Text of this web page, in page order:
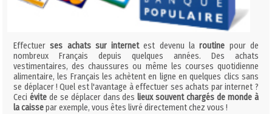
Effectuerses achats sur internetest devenu laroutine pour de
nombreux Français depuis quelques années. Des achats
vestimentaires, des chaussures ou même les courses quotidienne
alimentaire, les Français les achètent en ligne en quelques clics sans
se déplacer ! Quel est l'avantage à effectuer ses achats par internet ?
Ceci évitede se déplacer dans deslieux souvent chargés de monde à
la caissepar exemple, vous êtes livré directement chez vous !